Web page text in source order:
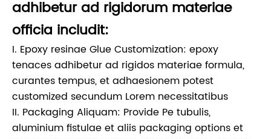
adhibetur ad rigidorum materiae
officia includit:
I. Epoxy resinae Glue Customization: epoxy
tenaces adhibetur ad rigidos materiae formula,
curantes tempus, et adhaesionem potest
customized secundum Lorem necessitatibus
II. Packaging Aliquam: Provide Pe tubulis,
aluminium fistulae et aliis packaging options et